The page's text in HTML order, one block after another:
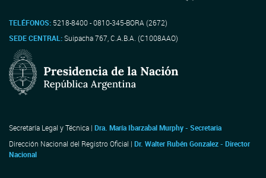
TELÉFONOS: 5218-8400 - 0810-345-BORA (2672)
SEDE CENTRAL:Suipacha 767, C.A.B.A. (C1008AAO)
Secretaría Legal y Técnica | Dra. María Ibarzabal Murphy - Secretaria
Dirección Nacional del Registro Oficial | Dr. Walter Rubén Gonzalez - Director
Nacional